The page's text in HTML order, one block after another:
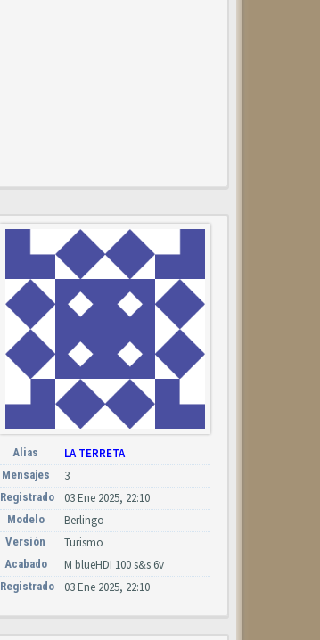
Alias LA TERRETA
Mensajes 3
Registrado 03 Ene 2025, 22:10
Modelo Berlingo
Versión Turismo
Acabado M blueHDI 100 s&s 6v
Registrado 03 Ene 2025, 22:10